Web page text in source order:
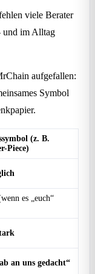
viele Berater
und im Alltag
aufgefallen:
Symbol
(z. B.
Piece)
es „euch“
an uns gedacht“